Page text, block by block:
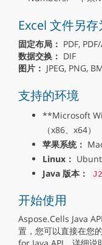
Excel 文件另存
固定布局： PDF,
数据交换： DIF
图片： JPEG, PNG,
支持的环境
**Microsoft
（x86、x64）
苹果系统：
Linux：
Java 版本：
开始使用
Aspose.Cells Java
置，您可以直接在您